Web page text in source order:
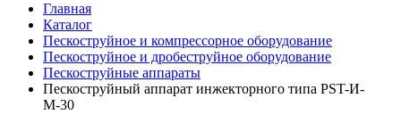
Главная
Каталог
Пескоструйное и компрессорное оборудование
Пескоструйное и дробеструйное оборудование
Пескоструйные аппараты
Пескоструйный аппарат инжекторного типа PST-И-
М-30